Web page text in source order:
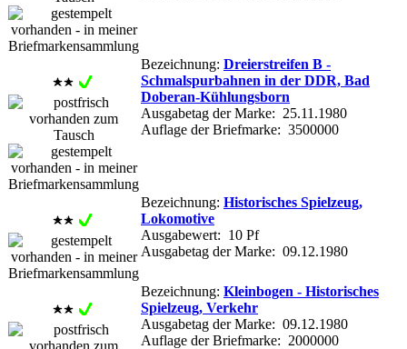
Bezeichnung: Dreierstreifen B -
Schmalspurbahnen in der DDR, Bad
Doberan-Kühlungsborn
Ausgabetag der Marke: 25.11.1980
Auflage der Briefmarke: 3500000
Bezeichnung: Historisches Spielzeug,
Lokomotive
Ausgabewert: 10 Pf
Ausgabetag der Marke: 09.12.1980
Bezeichnung: Kleinbogen - Historisches
Spielzeug, Verkehr
Ausgabetag der Marke: 09.12.1980
Auflage der Briefmarke: 2000000